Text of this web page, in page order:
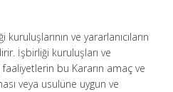
ve yararlanıcıların
İşbirliği kuruluşları ve
faaliyetlerin bu Kararın amaç ve
veya usulüne uygun ve